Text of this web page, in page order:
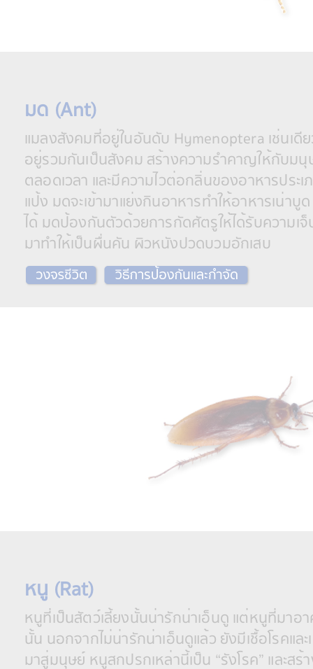
มด (Ant)
แมลงสังคมที่อยู่ในอันดับ Hymenoptera เช่นเดี
อยู่รวมกันเป็นสังคม สร้างความรำคาญให้กับม
ตลอดเวลา และมีความไวต่อกลิ่นของอาหารประเ
แป้ง มดจะเข้ามาแย่งกินอาหารทำให้อาหารเน่าบูด
ได้ มดป้องกันตัวด้วยการกัดศัตรูให้ได้รับความเ
มาทำให้เป็นผื่นคัน ผิวหนังปวดบวมอักเสบ
หนู (Rat)
หนูที่เป็นสัตว์เลี้ยงนั้นน่ารักน่าเอ็นดู แต่หนูที่มาอา
นั้น นอกจากไม่น่ารักน่าเอ็นดูแล้ว ยังมีเชื้อโรคแล
มาสู่มนุษย์ หนูสกปรกเหล่านี้เป็น “รังโรค” และสร้